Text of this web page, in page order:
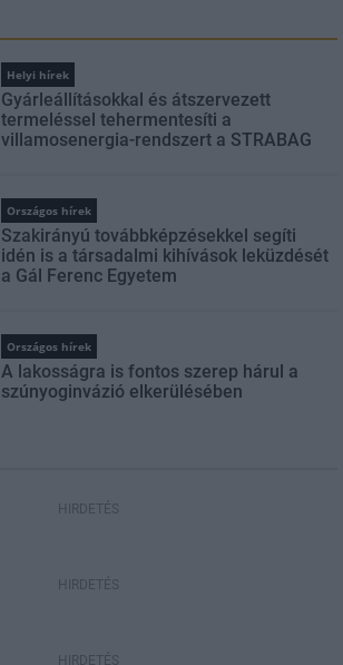
Helyi hírek
Gyárleállításokkal és átszervezett
termeléssel tehermentesíti a
villamosenergia-rendszert a STRABAG
Országos hírek
Szakirányú továbbképzésekkel segíti
idén is a társadalmi kihívások leküzdését
a Gál Ferenc Egyetem
Országos hírek
A lakosságra is fontos szerep hárul a
szúnyoginvázió elkerülésében
HIRDETÉS
HIRDETÉS
HIRDETÉS